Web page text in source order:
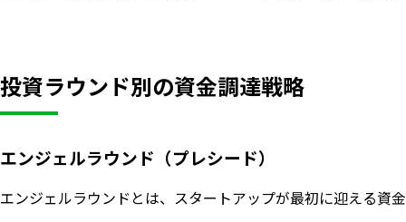
投資ラウンド別の資金調達戦略
エンジェルラウンド（プレシード）
エンジェルラウンドとは、スタートアップが最初に迎える資